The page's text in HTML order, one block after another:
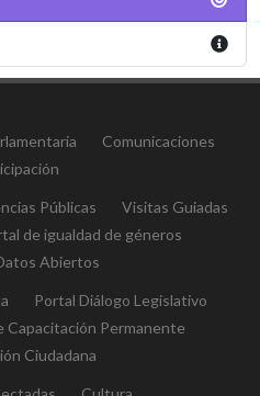
Comunicaciones
Públicas
Visitas Guiadas
de igualdad de géneros
Abiertos
Portal Diálogo Legislativo
Permanente
Ciudadana